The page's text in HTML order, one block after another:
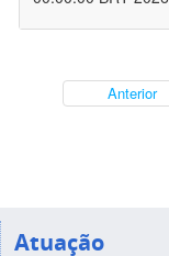
Anterior
Atuação